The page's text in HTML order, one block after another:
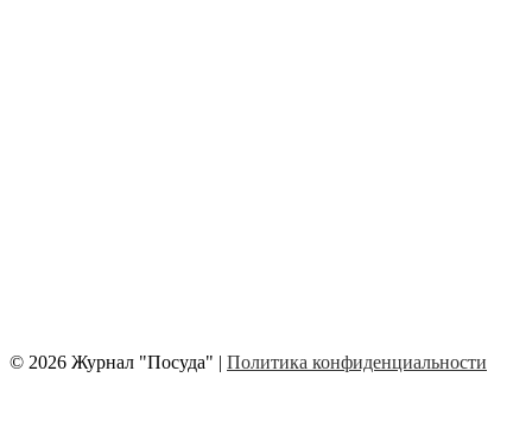
© 2026 Журнал "Посуда" | Политика конфиденциальности